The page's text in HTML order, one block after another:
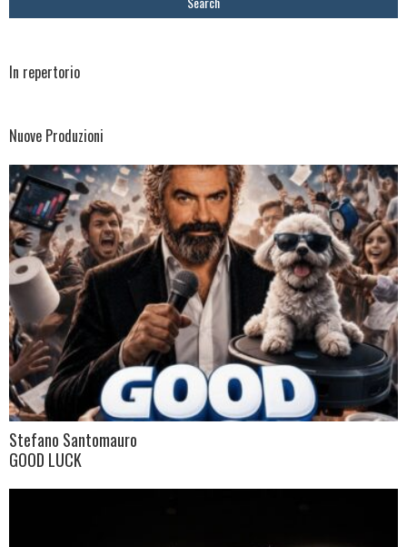
In repertorio
Nuove Produzioni
Stefano Santomauro
GOOD LUCK